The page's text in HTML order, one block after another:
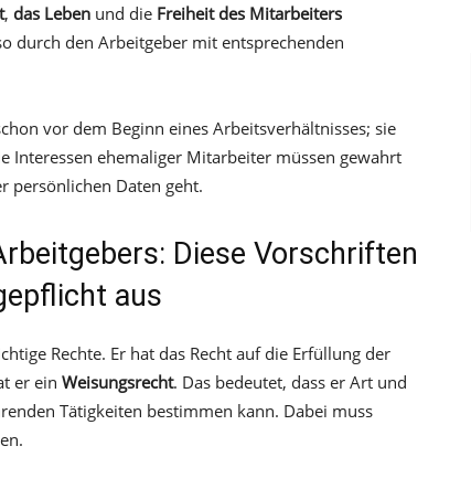
, das Leben und die Freiheit des Mitarbeiters
durch den Arbeitgeber mit entsprechenden
vor dem Beginn eines Arbeitsverhältnisses; sie
Interessen ehemaliger Mitarbeiter müssen gewahrt
persönlichen Daten geht.
Diese Vorschriften
aus
Rechte. Er hat das Recht auf die Erfüllung der
er ein Weisungsrecht. Das bedeutet, dass er Art und
Tätigkeiten bestimmen kann. Dabei muss